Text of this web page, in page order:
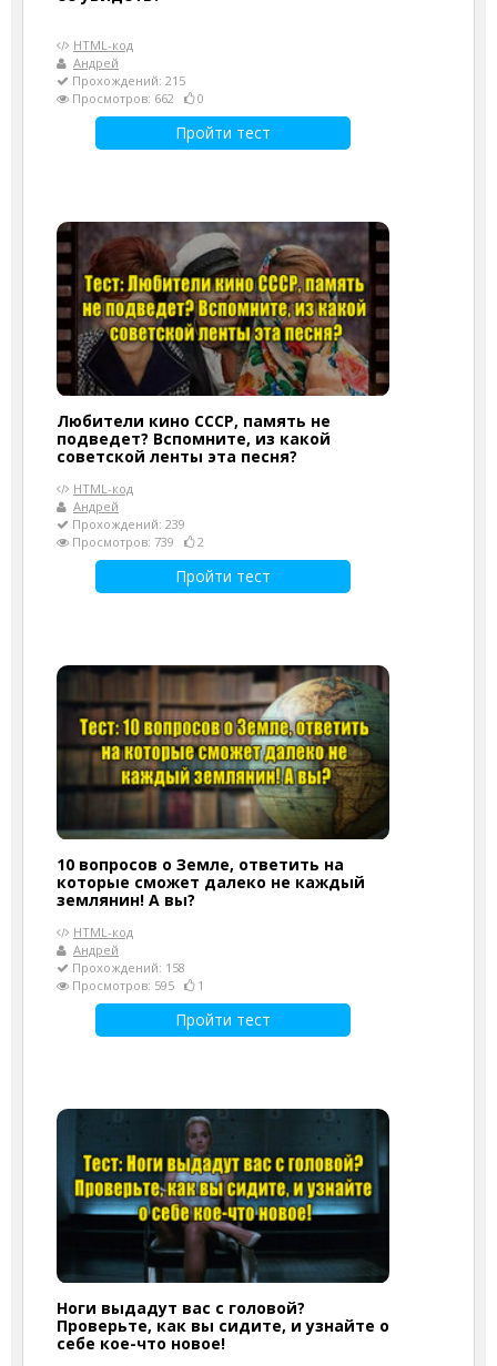
HTML-код
Андрей
Прохождений: 215
Просмотров: 662
0
Пройти тест
Любители кино СССР, память не
подведет? Вспомните, из какой
советской ленты эта песня?
HTML-код
Андрей
Прохождений: 239
Просмотров: 739
2
Пройти тест
10 вопросов о Земле, ответить на
которые сможет далеко не каждый
землянин! А вы?
HTML-код
Андрей
Прохождений: 158
Просмотров: 595
1
Пройти тест
Ноги выдадут вас с головой?
Проверьте, как вы сидите, и узнайте о
себе кое-что новое!